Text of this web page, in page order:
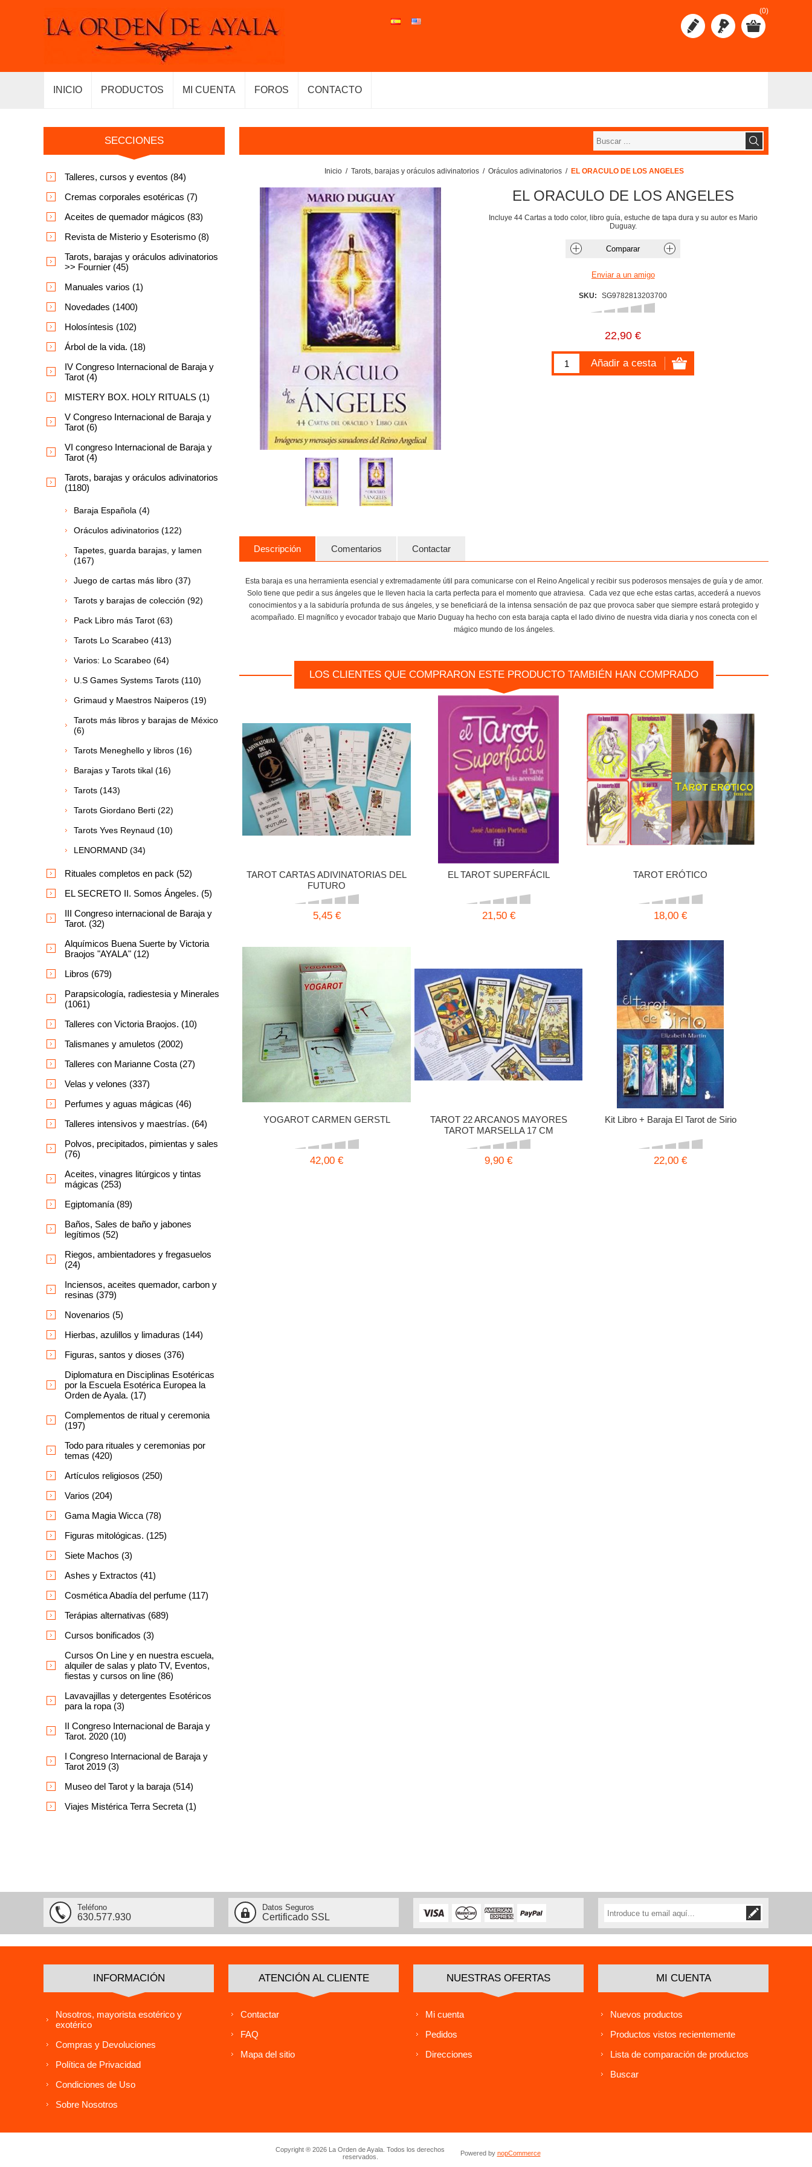
(0)
INICIO PRODUCTOS MI CUENTA FOROS CONTACTO
Inicio / Tarots, barajas y oráculos adivinatorios / Oráculos adivinatorios / EL ORACULO DE LOS ANGELES
EL ORACULO DE LOS ANGELES
Incluye 44 Cartas a todo color, libro guía, estuche de tapa dura y su autor es Mario
Duguay.
SKU: SG9782813203700
22,90 €
Descripción Comentarios Contactar
Esta baraja es una herramienta esencial y extremadamente útil para comunicarse con el Reino Angelical y recibir sus poderosos mensajes de guía y de amor.
Solo tiene que pedir a sus ángeles que le lleven hacia la carta perfecta para el momento que atraviesa. Cada vez que eche estas cartas, accederá a nuevos
conocimientos y a la sabiduría profunda de sus ángeles, y se beneficiará de la intensa sensación de paz que provoca saber que siempre estará protegido y
acompañado. El magnífico y evocador trabajo que Mario Duguay ha hecho con esta baraja capta el lado divino de nuestra vida diaria y nos conecta con el
mágico mundo de los ángeles.
LOS CLIENTES QUE COMPRARON ESTE PRODUCTO TAMBIÉN HAN COMPRADO
TAROT CARTAS ADIVINATORIAS DEL
FUTURO
5,45 €
EL TAROT SUPERFÁCIL
21,50 €
TAROT ERÓTICO
18,00 €
YOGAROT CARMEN GERSTL
42,00 €
TAROT 22 ARCANOS MAYORES
TAROT MARSELLA 17 CM
9,90 €
Kit Libro + Baraja El Tarot de Sirio
22,00 €
SECCIONES
Talleres, cursos y eventos (84)
Cremas corporales esotéricas (7)
Aceites de quemador mágicos (83)
Revista de Misterio y Esoterismo (8)
Tarots, barajas y oráculos adivinatorios
>> Fournier (45)
Manuales varios (1)
Novedades (1400)
Holosíntesis (102)
Árbol de la vida. (18)
IV Congreso Internacional de Baraja y
Tarot (4)
MISTERY BOX. HOLY RITUALS (1)
V Congreso Internacional de Baraja y
Tarot (6)
VI congreso Internacional de Baraja y
Tarot (4)
Tarots, barajas y oráculos adivinatorios
(1180)
Baraja Española (4)
Oráculos adivinatorios (122)
Tapetes, guarda barajas, y lamen
(167)
Juego de cartas más libro (37)
Tarots y barajas de colección (92)
Pack Libro más Tarot (63)
Tarots Lo Scarabeo (413)
Varios: Lo Scarabeo (64)
U.S Games Systems Tarots (110)
Grimaud y Maestros Naiperos (19)
Tarots más libros y barajas de México
(6)
Tarots Meneghello y libros (16)
Barajas y Tarots tikal (16)
Tarots (143)
Tarots Giordano Berti (22)
Tarots Yves Reynaud (10)
LENORMAND (34)
Rituales completos en pack (52)
EL SECRETO II. Somos Ángeles. (5)
III Congreso internacional de Baraja y
Tarot. (32)
Alquímicos Buena Suerte by Victoria
Braojos "AYALA" (12)
Libros (679)
Parapsicología, radiestesia y Minerales
(1061)
Talleres con Victoria Braojos. (10)
Talismanes y amuletos (2002)
Talleres con Marianne Costa (27)
Velas y velones (337)
Perfumes y aguas mágicas (46)
Talleres intensivos y maestrías. (64)
Polvos, precipitados, pimientas y sales
(76)
Aceites, vinagres litúrgicos y tintas
mágicas (253)
Egiptomanía (89)
Baños, Sales de baño y jabones
legítimos (52)
Riegos, ambientadores y fregasuelos
(24)
Inciensos, aceites quemador, carbon y
resinas (379)
Novenarios (5)
Hierbas, azulillos y limaduras (144)
Figuras, santos y dioses (376)
Diplomatura en Disciplinas Esotéricas
por la Escuela Esotérica Europea la
Orden de Ayala. (17)
Complementos de ritual y ceremonia
(197)
Todo para rituales y ceremonias por
temas (420)
Artículos religiosos (250)
Varios (204)
Gama Magia Wicca (78)
Figuras mitológicas. (125)
Siete Machos (3)
Ashes y Extractos (41)
Cosmética Abadía del perfume (117)
Terápias alternativas (689)
Cursos bonificados (3)
Cursos On Line y en nuestra escuela,
alquiler de salas y plato TV, Eventos,
fiestas y cursos on line (86)
Lavavajillas y detergentes Esotéricos
para la ropa (3)
II Congreso Internacional de Baraja y
Tarot. 2020 (10)
I Congreso Internacional de Baraja y
Tarot 2019 (3)
Museo del Tarot y la baraja (514)
Viajes Mistérica Terra Secreta (1)
Teléfono
630.577.930
Datos Seguros
Certificado SSL
INFORMACIÓN
Nosotros, mayorista esotérico y
exotérico
Compras y Devoluciones
Política de Privacidad
Condiciones de Uso
Sobre Nosotros
ATENCIÓN AL CLIENTE
Contactar
FAQ
Mapa del sitio
NUESTRAS OFERTAS
Mi cuenta
Pedidos
Direcciones
MI CUENTA
Nuevos productos
Productos vistos recientemente
Lista de comparación de productos
Buscar
Copyright ® 2026 La Orden de Ayala. Todos los derechos
reservados.
Powered by nopCommerce